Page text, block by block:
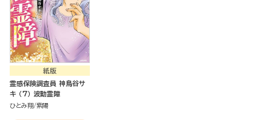
紙版
霊感保険調査員 神鳥谷サ
キ （7） 波動霊障
ひとみ翔 紫陽